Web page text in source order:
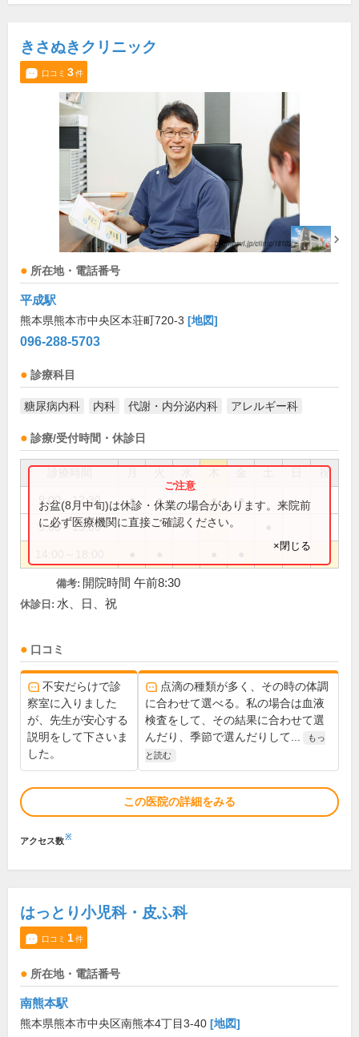
きさぬきクリニック
口コミ 3件
所在地・電話番号
平成駅
熊本県熊本市中央区本荘町720-3 [地図]
096-288-5703
診療科目
糖尿病内科 内科 代謝・内分泌内科 アレルギー科
診療/受付時間・休診日
祝
9:00～12:30 ● ● ● ●
9:00～13:00
お盆(8月中旬)は休診・休業の場合があります。来院前
に必ず医療機関に直接ご確認ください。
×閉じる
備考: 開院時間 午前8:30
休診日: 水、日、祝
口コミ
不安だらけで診
察室に入りました
が、先生が安心する
説明をして下さいま
した。
点滴の種類が多く、その時の体調
に合わせて選べる。私の場合は血液
検査をして、その結果に合わせて選
んだり、季節で選んだりして...
もっ
と読む
この医院の詳細をみる
アクセス数※
はっとり小児科・皮ふ科
口コミ 1件
所在地・電話番号
南熊本駅
熊本県熊本市中央区南熊本4丁目3-40 [地図]